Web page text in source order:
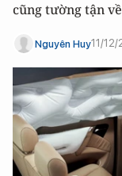
cũng tường tận
Nguyên Huy11/